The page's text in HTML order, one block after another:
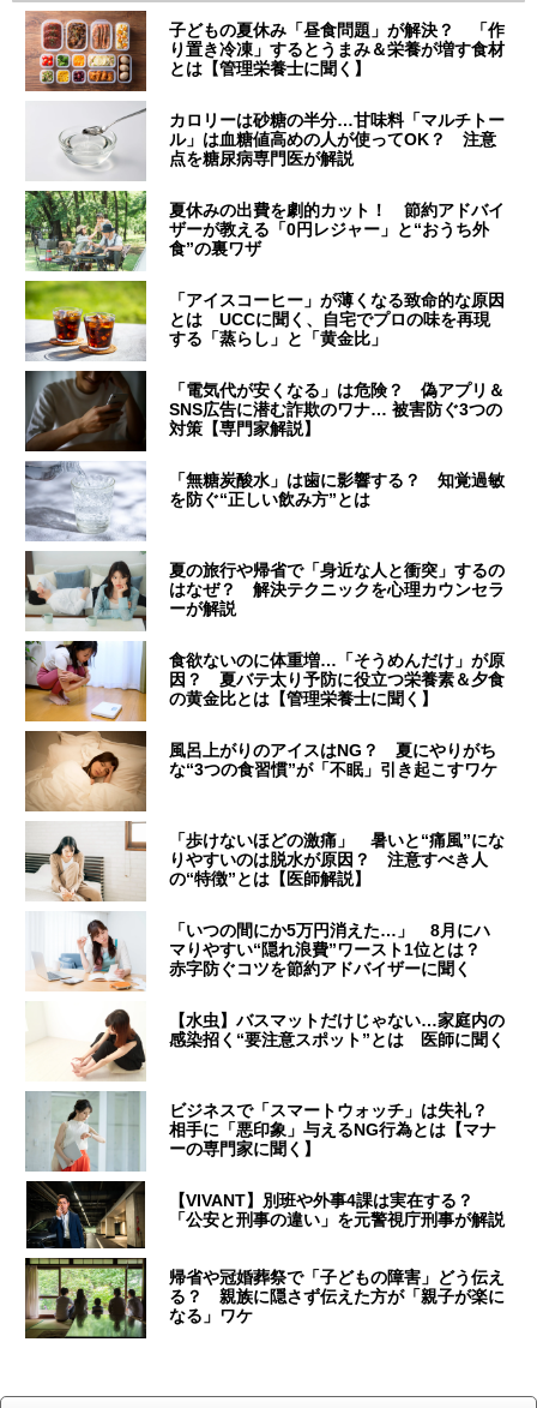
子どもの夏休み「昼食問題」が解決？ 「作
り置き冷凍」するとうまみ＆栄養が増す食材
とは【管理栄養士に聞く】
カロリーは砂糖の半分…甘味料「マルチトー
ル」は血糖値高めの人が使ってOK？ 注意
点を糖尿病専門医が解説
夏休みの出費を劇的カット！ 節約アドバイ
ザーが教える「0円レジャー」と“おうち外
食”の裏ワザ
「アイスコーヒー」が薄くなる致命的な原因
とは UCCに聞く、自宅でプロの味を再現
する「蒸らし」と「黄金比」
「電気代が安くなる」は危険？ 偽アプリ＆
SNS広告に潜む詐欺のワナ… 被害防ぐ3つの
対策【専門家解説】
「無糖炭酸水」は歯に影響する？ 知覚過敏
を防ぐ“正しい飲み方”とは
夏の旅行や帰省で「身近な人と衝突」するの
はなぜ？ 解決テクニックを心理カウンセラ
ーが解説
食欲ないのに体重増…「そうめんだけ」が原
因？ 夏バテ太り予防に役立つ栄養素＆夕食
の黄金比とは【管理栄養士に聞く】
風呂上がりのアイスはNG？ 夏にやりがち
な“3つの食習慣”が「不眠」引き起こすワケ
「歩けないほどの激痛」 暑いと“痛風”にな
りやすいのは脱水が原因？ 注意すべき人
の“特徴”とは【医師解説】
「いつの間にか5万円消えた…」 8月にハ
マりやすい“隠れ浪費”ワースト1位とは？
赤字防ぐコツを節約アドバイザーに聞く
【水虫】バスマットだけじゃない…家庭内の
感染招く“要注意スポット”とは 医師に聞く
ビジネスで「スマートウォッチ」は失礼？
相手に「悪印象」与えるNG行為とは【マナ
ーの専門家に聞く】
【VIVANT】別班や外事4課は実在する？
「公安と刑事の違い」を元警視庁刑事が解説
帰省や冠婚葬祭で「子どもの障害」どう伝え
る？ 親族に隠さず伝えた方が「親子が楽に
なる」ワケ